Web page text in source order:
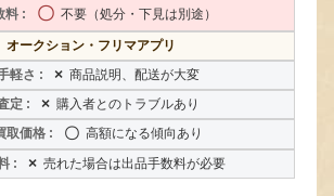
〇 不要（処分・下見は別途）
オークション・フリマアプリ
× 商品説明、配送が大変
× 購入者とのトラブルあり
〇 高額になる傾向あり
× 売れた場合は出品手数料が必要